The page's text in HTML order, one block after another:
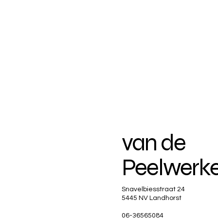
van de
Snavelbiesstraat 24
5445 NV Landhorst
06-36565084